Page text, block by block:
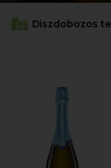
Diszdobozos